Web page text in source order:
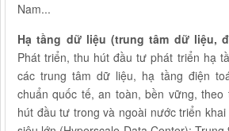
Nam...
Hạ tầng dữ liệu (trung tâm dữ liệu,
Phát triển, thu hút đầu tư phát triển hạ
các trung tâm dữ liệu, hạ tầng điện
chuẩn quốc tế, an toàn, bền vững, theo
hút đầu tư trong và ngoài nước triển